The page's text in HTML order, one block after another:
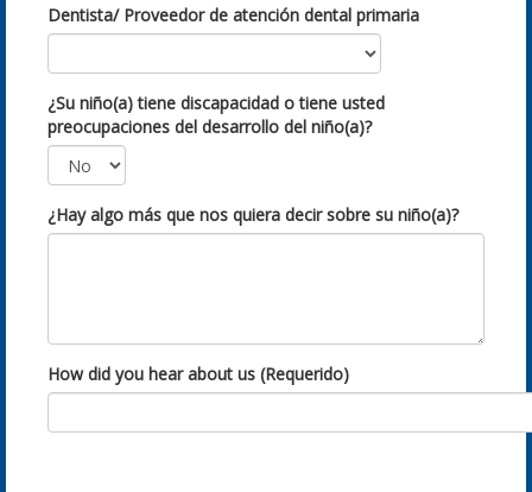
Dentista/ Proveedor de atención dental primaria
¿Su niño(a) tiene discapacidad o tiene usted
preocupaciones del desarrollo del niño(a)?
¿Hay algo más que nos quiera decir sobre su niño(a)?
How did you hear about us (Requerido)